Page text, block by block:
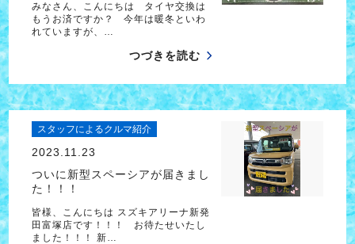
みなさん、こんにちは タイヤ交換は
もうお済ですか？ 今年は暖冬といわ
れていますが、…
つづきを読む
スタッフによるクルマ紹介
2023.11.23
ついに新型スペーシアが届きまし
た！！！
皆様、こんにちは スズキアリーナ新発
田富塚店です！！！ お待たせいたし
ました！！！ 新…